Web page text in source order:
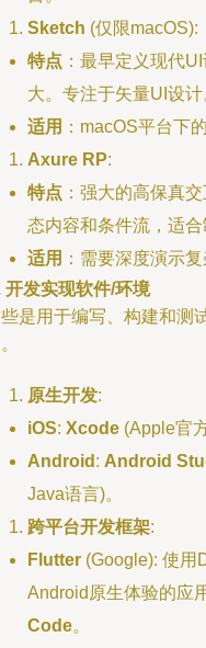
Sketch (仅限macOS):
特点 ：最早定义现代
大。专注于矢量UI设计
适用 ：macOS平台下
Axure RP:
特点 ：强大的高保真
态内容和条件流，适
适用 ：需要深度演示
开发实现软件/环境
是用于编写、构建和测
原生开发:
iOS: Xcode (Apple官
Android : Android
Java语言)。
跨平台开发框架:
Flutter (Google): 使用
Android原生体验的应
Code。